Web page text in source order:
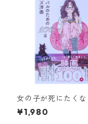
女の子が死にたく
ておくべきサバイバ
のガールズ洋画100
¥1,980